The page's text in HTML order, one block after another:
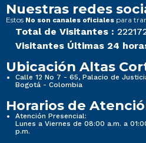
Nuestras redes
Estos No son canales oficiales para
Total de Visitantes :
Visitantes Últimas 24
Ubicación Altas
Calle 12 No 7 - 65, Palacio de
Bogotá - Colombia
Horarios de
Atención Presencial:
Lunes a Viernes de 08:00 a.m. a
p.m.